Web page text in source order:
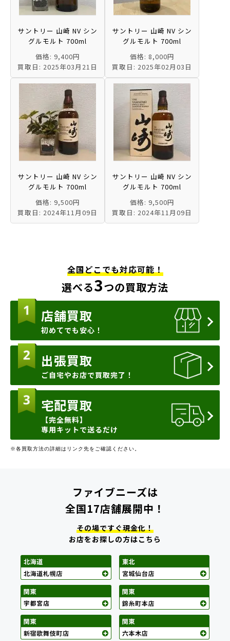
サントリー 山崎 NV シン
グルモルト 700ml
価格: 9,400円
買取日: 2025年03月21日
サントリー 山崎 NV シン
グルモルト 700ml
価格: 8,000円
買取日: 2025年02月03日
サントリー 山崎 NV シン
グルモルト 700ml
価格: 9,500円
買取日: 2024年11月09日
サントリー 山崎 NV シン
グルモルト 700ml
価格: 9,500円
買取日: 2024年11月09日
全国どこでも対応可能！
選べる3つの買取方法
店舗買取
初めてでも安心！
出張買取
ご自宅やお店で買取完了！
宅配買取
【完全無料】
専用キットで送るだけ
※各買取方法の詳細はリンク先をご確認ください。
ファイブニーズは
全国17店舗展開中！
その場ですぐ現金化！
お店をお探しの方はこちら